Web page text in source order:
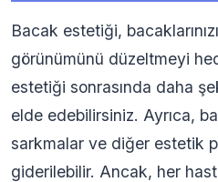
Bacak estetiği,
görünümünü düzeltmeyi
estetiği sonrasında daha
elde edebilirsiniz. Ayrıca,
sarkmalar ve diğer estetik
giderilebilir. Ancak, her